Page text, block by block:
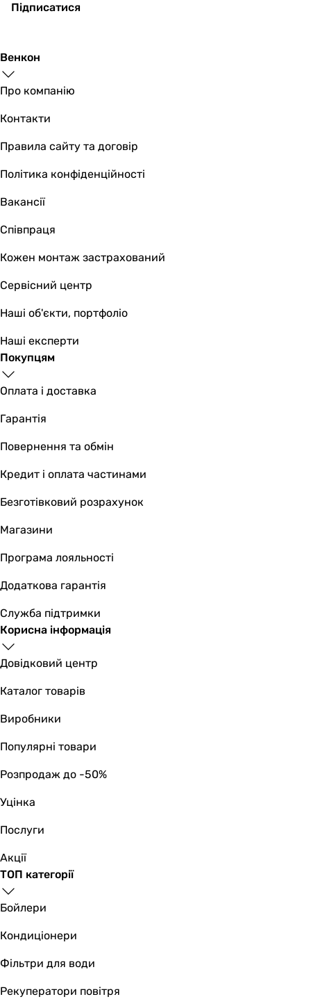
Підписатися
Венкон
Про компанію
Контакти
Правила сайту та договір
Політика конфіденційності
Вакансії
Співпраця
Кожен монтаж застрахований
Сервісний центр
Наші об'єкти, портфоліо
Наші експерти
Покупцям
Оплата і доставка
Гарантія
Повернення та обмін
Кредит і оплата частинами
Безготівковий розрахунок
Магазини
Програма лояльності
Додаткова гарантія
Служба підтримки
Корисна інформація
Довідковий центр
Каталог товарів
Виробники
Популярні товари
Розпродаж до -50%
Уцінка
Послуги
Акції
ТОП категорії
Бойлери
Кондиціонери
Фільтри для води
Рекуператори повітря